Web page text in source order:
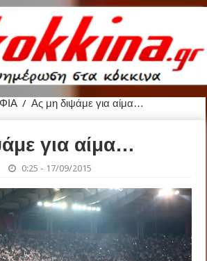
/ Ας μη διψάμε για αίμα…
για αίμα…
0:25 - 17/09/2015